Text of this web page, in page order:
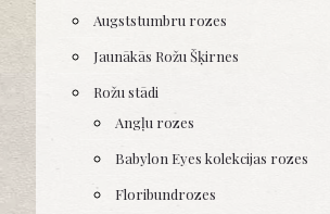
Augststumbru rozes
Jaunākās Rožu Šķirnes
Rožu stādi
Angļu rozes
Babylon Eyes kolekcijas rozes
Floribundrozes